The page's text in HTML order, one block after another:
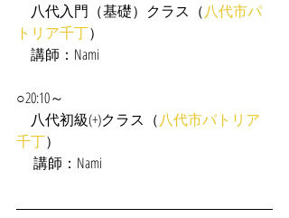
八代入門（基礎）クラス（八代市パ
トリア千丁）
講師：Nami
○20:10～
八代初級(+)クラス（八代市パトリア
千丁）
講師：Nami